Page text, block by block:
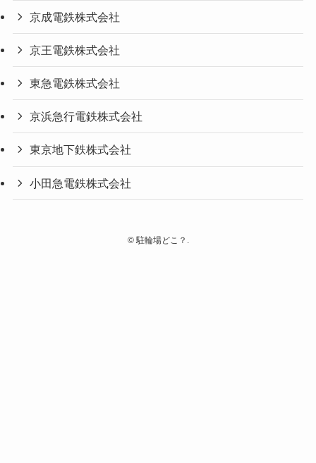
京成電鉄株式会社
京王電鉄株式会社
東急電鉄株式会社
京浜急行電鉄株式会社
東京地下鉄株式会社
小田急電鉄株式会社
©駐輪場どこ？.